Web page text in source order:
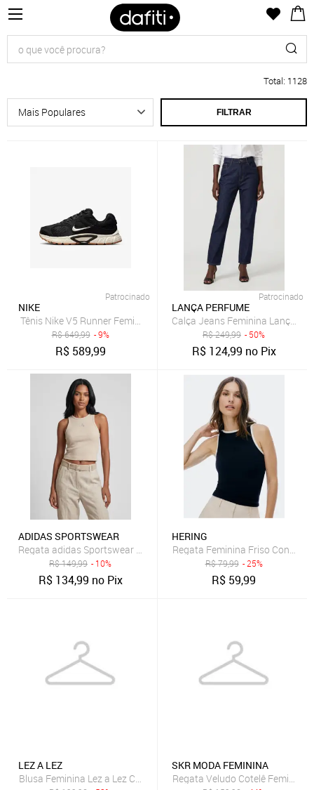
Total: 1128
FILTRAR
Patrocinado
NIKE
Tênis Nike V5 Runner Feminino
R$649,99 - 9%
R$ 589,99
Patrocinado
LANÇA PERFUME
Calça Jeans Feminina Lança
R$249,99 - 50%
R$ 124,99 no Pix
ADIDAS SPORTSWEAR
Regata adidas Sportswear Future Icons Cropped Bege
R$149,99 - 10%
R$ 134,99 no Pix
HERING
Regata Feminina Friso
R$79,99 - 25%
R$ 59,99
LEZ A LEZ
Blusa Feminina Lez a Lez Cropped Pérolas Branca
SKR MODA FEMININA
Regata Veludo Cotelê Feminina